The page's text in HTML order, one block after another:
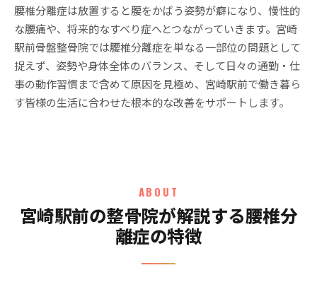
腰椎分離症は放置すると腰をかばう姿勢が癖になり、慢性的
な腰痛や、将来的なすべり症へとつながっていきます。宮崎
駅前骨盤整骨院では腰椎分離症を単なる一部位の問題として
捉えず、姿勢や身体全体のバランス、そして日々の通勤・仕
事の動作習慣まで含めて原因を見極め、宮崎駅前で働き暮ら
す皆様の生活に合わせた根本的な改善をサポートします。
ABOUT
宮崎駅前の整骨院が解説する腰椎分
離症の特徴